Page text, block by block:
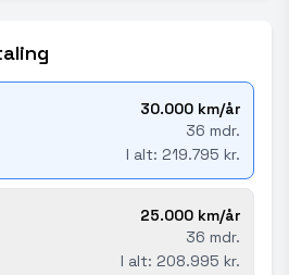
30.000 km/år
36 mdr.
I alt: 219.795 kr.
25.000 km/år
36 mdr.
I alt: 208.995 kr.